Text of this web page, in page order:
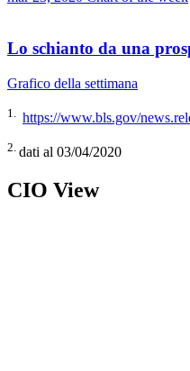
Lo schianto da una
Grafico della settimana
1. https://www.bls.gov/
2. dati al 03/04/2020
CIO View